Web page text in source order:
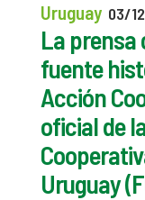
Uruguay 03/
La
fuente
Acción
oficial de
Uruguay